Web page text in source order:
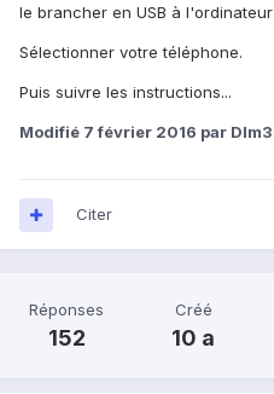
le brancher en USB à
Sélectionner votre téléphone.
Puis suivre les instructions...
Modifié 7 février 2016 par
Citer
Réponses
152
Créé
10 a